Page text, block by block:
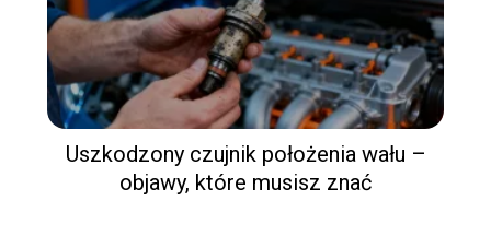
Uszkodzony czujnik położenia wału –
objawy, które musisz znać